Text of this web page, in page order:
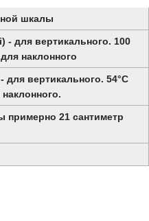
шкалы
- для вертикального. 100
наклонного
для вертикального. 54°C
примерно 21 сантиметр